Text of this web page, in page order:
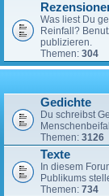
Was liest Du
Reinfall?
publizieren.
Themen: 304
Gedichte
Du schreibst
Themen: 3126
Texte
In diesem
Publikums
Themen: 734